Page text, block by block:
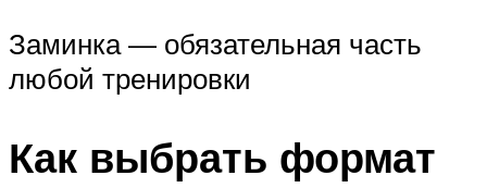
Заминка — обязательная часть
любой тренировки
Как выбрать формат